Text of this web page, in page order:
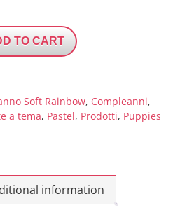
TO CART
Soft Rainbow, Compleanni,
a tema, Pastel, Prodotti, Puppies
information